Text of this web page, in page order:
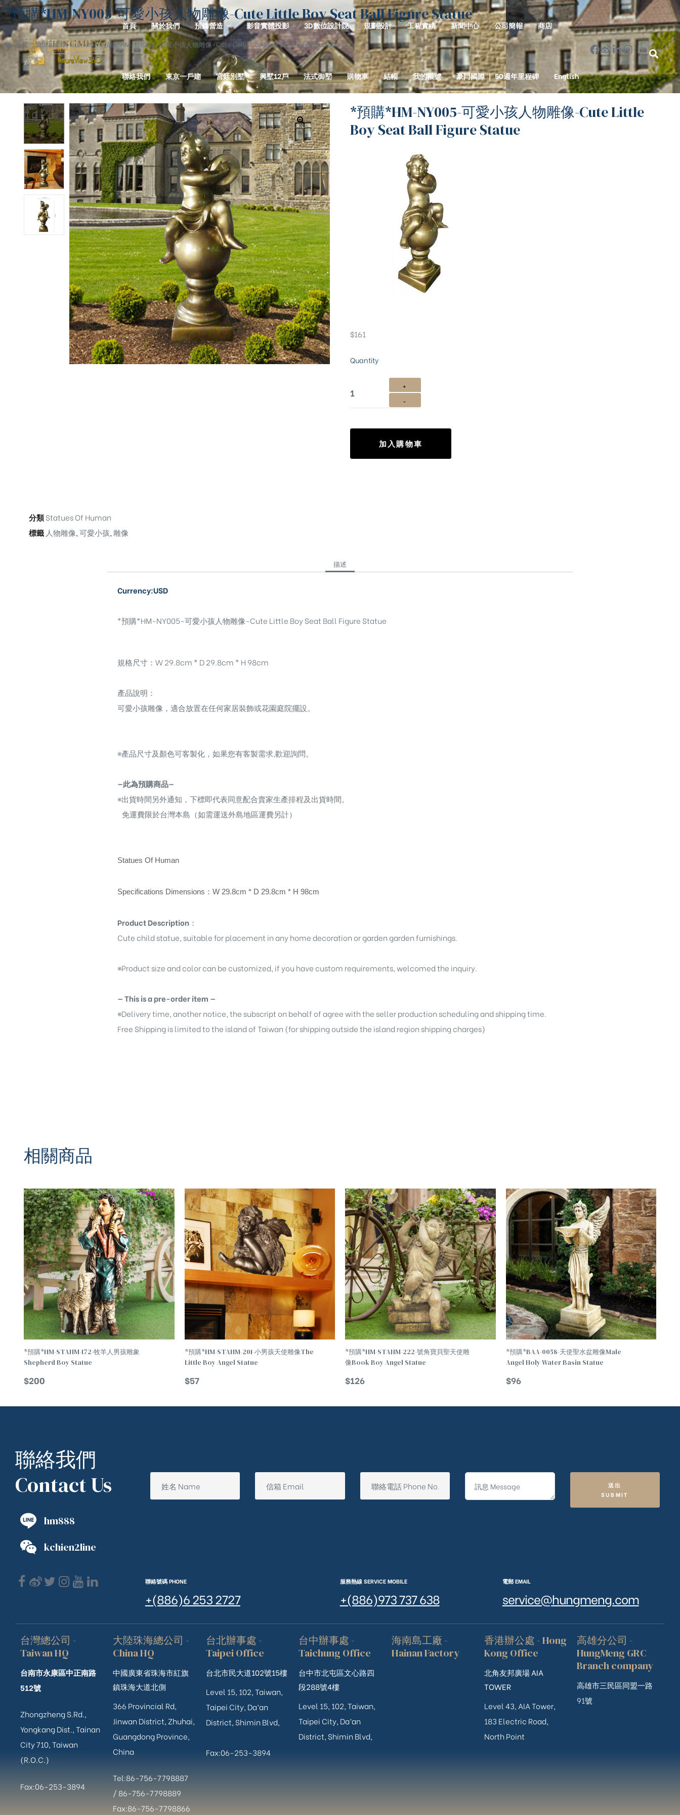
首頁 關於我們 預鑄營造 影音實體投影 3D數位設計院 規劃設計 工程實績 新聞中心 公司簡報 商店
聯絡我們 東京一戶建 宮廷別墅 興墅12戶 法式御墅 購物車 結帳 我的帳號 豪門國際 ｜ 50週年里程碑 English
*預購*HM-NY005-可愛小孩人物雕像-Cute Little Boy Seat Ball Figure Statue
首頁 Statues Of Human *預購*HM-NY005-可愛小孩人物雕像-Cute Little Boy Seat Ball Figure Statue
*預購*HM-NY005-可愛小孩人物雕像-Cute Little
Boy Seat Ball Figure Statue
$161
Quantity
加入購物車
分類Statues Of Human
標籤 人物雕像,可愛小孩, 雕像
描述
Currency:USD
*預購*HM-NY005-可愛小孩人物雕像-Cute Little Boy Seat Ball Figure Statue
規格尺寸：W 29.8cm * D 29.8cm * H 98cm
產品說明：
可愛小孩雕像， 適合放置在任何家居裝飾或花園庭院擺設。
※產品尺寸及顏色可客製化，如果您有客製需求,歡迎詢問。
—此為預購商品—
※出貨時間另外通知，下標即代表同意配合賣家生產排程及出貨時間。
免運費限於台灣本島（如需運送外島地區運費另計）
Statues Of Human
Specifications Dimensions ： W 29.8cm * D 29.8cm * H 98cm
Product Description ：
Cute child statue, suitable for placement in any home decoration or garden garden furnishings.
※Product size and color can be customized, if you have custom requirements, welcomed the inquiry.
— This is a pre-order item —
※Delivery time, another notice, the subscript on behalf of agree with the seller production scheduling and shipping time.
Free Shipping is limited to the island of Taiwan (for shipping outside the island region shipping charges)
相關商品
*預購*HM-STAHM-172-牧羊人男孩雕象
Shepherd Boy Statue
$200
*預購*HM-STAHM-201-小男孩天使雕像The
Little Boy Angel Statue
$57
TREND
*預購*HM-STAHM-222-號角寶貝聖天使雕
像Book Boy Angel Statue
$126
*預購*BAA-0058-天使聖水盆雕像Male
Angel Holy Water Basin Statue
$96
聯絡我們
Contact Us
hm888
kchien2line
送出
SUBMIT
聯絡號碼 PHONE
+(886)6 253 2727
服務熱線 SERVICE MOBILE
+(886)973 737 638
電郵 EMAIL
service@hungmeng.com
台灣總公司 -
Taiwan HQ
台南市永康區中正南路
512號
Zhongzheng S.Rd.,
Yongkang Dist., Tainan
City 710, Taiwan
(R.O.C.)
Fax:06-253-3894
大陸珠海總公司 -
China HQ
中國廣東省珠海市紅旗
鎮珠海大道北側
366 Provincial Rd,
Jinwan District, Zhuhai,
Guangdong Province,
China
Tel:86-756-7798887
/ 86-756-7798889
Fax:86-756-7798866
台北辦事處 -
Taipei Office
台北市民大道102號15樓
Level 15, 102, Taiwan,
Taipei City, Da’an
District, Shimin Blvd,
Fax:06-253-3894
台中辦事處 -
Taichung Office
台中市北屯區文心路四
段288號4樓
Level 15, 102, Taiwan,
Taipei City, Da’an
District, Shimin Blvd,
海南島工廠 -
Hainan Factory
香港辦公處 - Hong
Kong Office
北角友邦廣場 AIA
TOWER
Level 43, AIA Tower,
183 Electric Road,
North Point
高雄分公司 -
HungMeng GRC
Branch company
高雄市三民區同盟一路
91號